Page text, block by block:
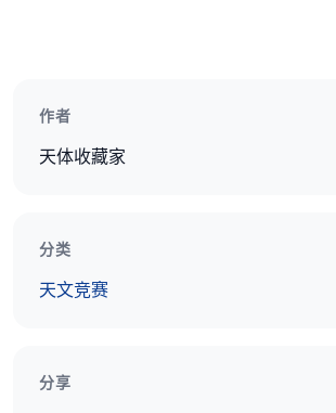
作者
天体收藏家
分类
天文竞赛
分享